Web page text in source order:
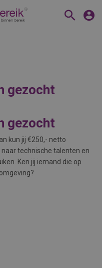
gezocht
gezocht
kun jij €250,- netto
technische talenten en
Ken jij iemand die op